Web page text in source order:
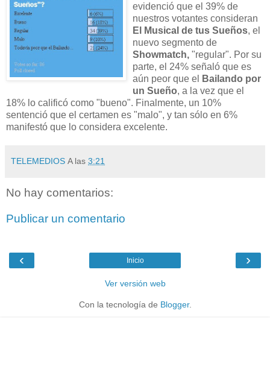
evidenció que el 39% de
nuestros votantes consideran
El Musical de tus Sueños, el
nuevo segmento de
Showmatch, "regular". Por su
parte, el 24% señaló que es
aún peor que el
Bailando por
un Sueño, a la vez que el
18% lo calificó como "bueno". Finalmente, un 10%
sentenció que el certamen es "malo", y tan sólo en 6%
manifestó que lo considera excelente.
TELEMEDIOS A las 3:21
No hay comentarios:
Publicar un comentario
‹ ›
Inicio
Ver versión web
Con la tecnología de Blogger.